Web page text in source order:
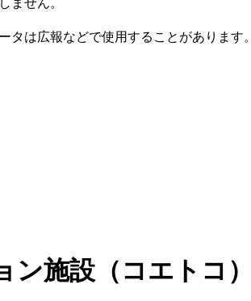
タは広報などで使用することがあります。
施設（コエトコ）